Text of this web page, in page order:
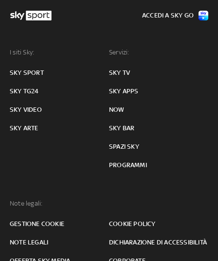
I siti Sky:
SKY SPORT
SKY TG24
SKY VIDEO
SKY ARTE
Servizi:
SKY TV
SKY APPS
NOW
SKY BAR
SPAZI SKY
PROGRAMMI
Note legali:
GESTIONE COOKIE COOKIE POLICY
NOTE LEGALI DICHIARAZIONE DI ACCESSIBILITÀ
ACCEDI A SKY GO